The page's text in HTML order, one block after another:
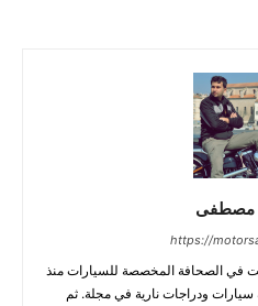
مصطفى
https://
الصحافة المخصصة للسيارات منذ
سيارات ودراجات نارية في مجلة. ثم